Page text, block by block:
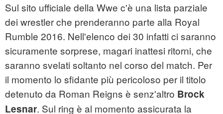
Sul sito ufficiale della Wwe c'è una lista parziale
dei wrestler che prenderanno parte alla Royal
Rumble 2016. Nell'elenco dei 30 infatti ci saranno
sicuramente sorprese, magari inattesi ritorni, che
saranno svelati soltanto nel corso del match. Per
il momento lo sfidante più pericoloso per il titolo
detenuto da Roman Reigns è senz'altro Brock
Lesnar. Sul ring è al momento assicurata la